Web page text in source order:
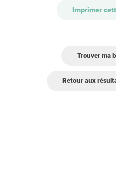
Imprimer
Trouver ma
Retour aux